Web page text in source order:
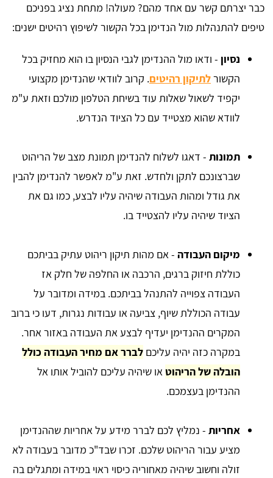
כבר יצרתם קשר עם אחד מהם? מעולה! מתחת נציג בפניכם
טיפים להתנהלות מול הנדימן בכל הקשור לשיפוץ רהיטים ישנים:
נסיון - ודאו מול ההנדימן לגבי הנסיון בו הוא מחזיק בכל
הקשורלתיקון רהיטים. קרוב לוודאי שהנדימן מקצועי
יקפיד לשאול שאלות עוד בשיחת הטלפון מולכם וזאת ע"מ
לוודא שהוא מצטייד עם כל הציוד הנדרש.
תמונות - דאגו לשלוח להנדימן תמונת מצב של הריהוט
שברצונכם לתקן ולחדש. זאת ע"מ לאפשר להנדימן להבין
את גודל ומהות העבודה שיהיה עליו לבצע, כמו גם את
הציוד שיהיה עליו להצטייד בו.
מיקום העבודה - אם מהות תיקון ריהוט עתיק בביתכם
כוללת חיזוק ברגים, הרכבה או החלפה של חלק אז
העבודה צפוייה להתנהל בביתכם. במידה ומדובר על
עבודה הכוללת שיוף, צביעה או עבודות נגרות, דעו כי ברוב
המקרים ההנדימן יעדיף לבצע את העבודה באזור אחר.
במקרה כזה יהיה עליכם לברר אם מחיר העבודה כולל
הובלה של הריהוטאו שיהיה עליכם להוביל אותו אל
ההנדימן בעצמכם.
אחריות - נמליץ לכם לברר מידע על אחריות שההנדימן
מציע עבור הריהוט שלכם. זכרו שבד"כ מדובר בעבודה לא
זולה וחשוב שיהיה מאחוריה כיסוי ראוי במידה ומתגלים בה